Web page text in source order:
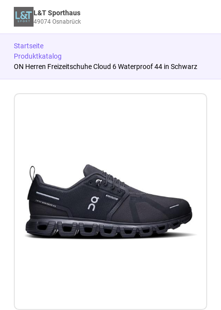
L&T Sporthaus
49074 Osnabrück
Startseite
Produktkatalog
ON Herren Freizeitschuhe Cloud 6 Waterproof 44 in Schwarz